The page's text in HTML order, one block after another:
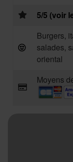
5/5 (voir
Burgers,
salades,
oriental
Moyens